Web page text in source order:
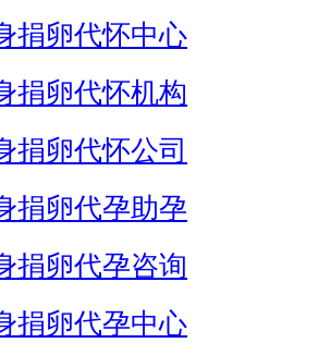
捐卵代怀中心
捐卵代怀机构
捐卵代怀公司
捐卵代孕助孕
捐卵代孕咨询
捐卵代孕中心